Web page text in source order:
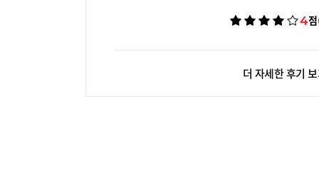
4점
더 자세한 후기